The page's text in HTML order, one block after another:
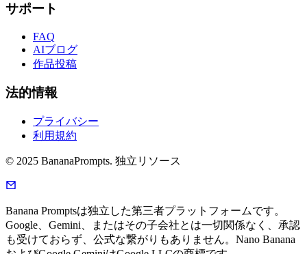
サポート
FAQ
AIブログ
作品投稿
法的情報
プライバシー
利用規約
© 2025 BananaPrompts. 独立リソース
Banana Promptsは独立した第三者プラットフォームです。
Google、Gemini、またはその子会社とは一切関係なく、承認
も受けておらず、公式な繋がりもありません。Nano Banana